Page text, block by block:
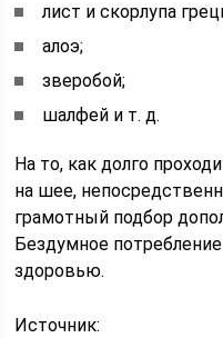
лист и скорлупа
алоэ;
зверобой;
шалфей и т. д.
На то, как долго
на шее,
грамотный подбор
Бездумное
здоровью.
Источник: